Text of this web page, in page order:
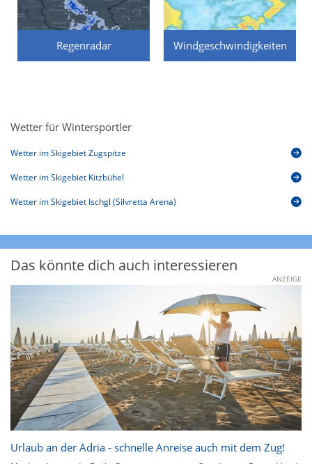
Regenradar Windgeschwindigkeiten
Wetter für Wintersportler
Wetter im Skigebiet Zugspitze
Wetter im Skigebiet Kitzbühel
Wetter im Skigebiet Ischgl (Silvretta Arena)
Das könnte dich auch interessieren
ANZEIGE
Urlaub an der Adria - schnelle Anreise auch mit dem Zug!